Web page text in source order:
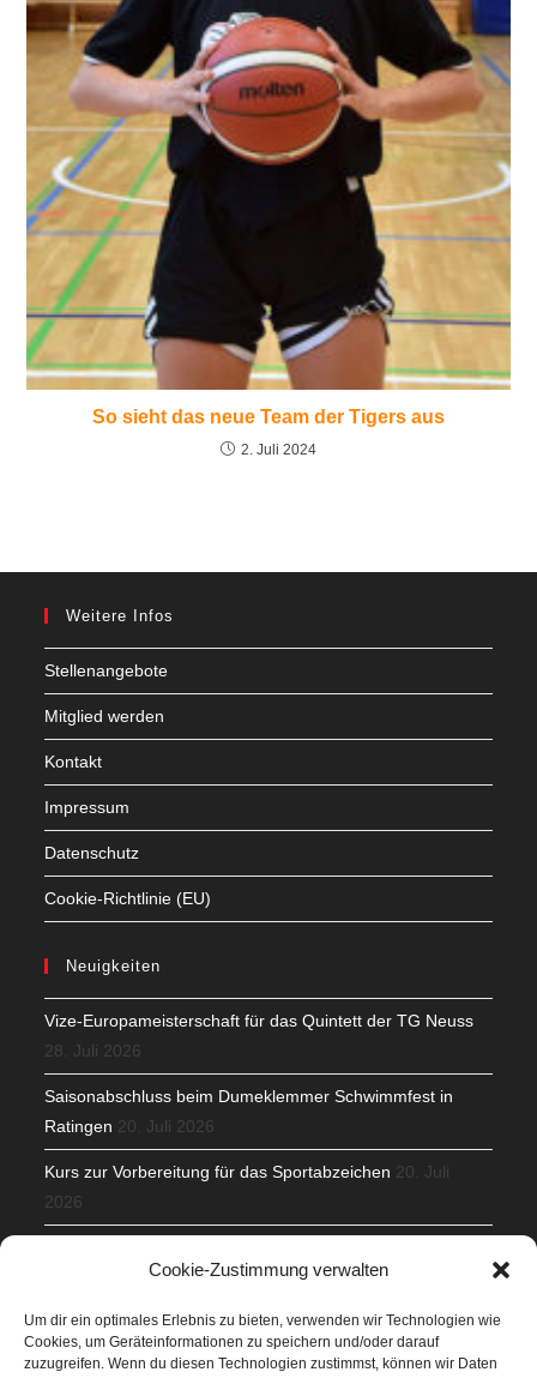
Cookie-Zustimmung verwalten
Um dir ein optimales Erlebnis zu bieten, verwenden wir Technologien wie
Cookies, um Geräteinformationen zu speichern und/oder darauf
zuzugreifen. Wenn du diesen Technologien zustimmst, können wir Daten
So sieht das neue Team der Tigers aus
2. Juli 2024
Weitere Infos
Stellenangebote
Mitglied werden
Kontakt
Impressum
Datenschutz
Cookie-Richtlinie (EU)
Neuigkeiten
Vize-Europameisterschaft für das Quintett der TG Neuss
28. Juli 2026
Saisonabschluss beim Dumeklemmer Schwimmfest in
Ratingen 20. Juli 2026
Kurs zur Vorbereitung für das Sportabzeichen 20. Juli
2026
Veranstaltungen